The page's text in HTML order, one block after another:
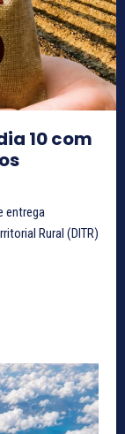
10 com
entrega
Rural (DITR)